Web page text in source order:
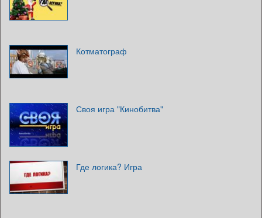
Котматограф
Своя игра "Кинобитва"
Где логика? Игра